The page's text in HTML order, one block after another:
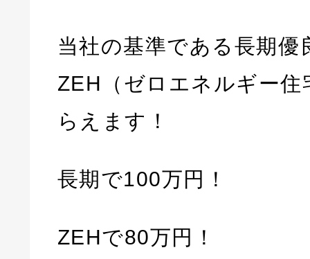
当社の基準である長期優
ZEH（ゼロエネルギー住
らえます！
長期で100万円！
ZEHで80万円！